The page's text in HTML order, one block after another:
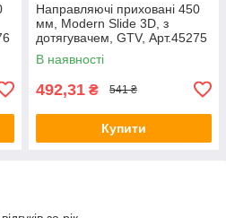
Направляючі приховані 450
мм, Modern Slide 3D, з
дотягувачем, GTV, Арт.45275
В наявності
492,31 ₴ 541 ₴
Купити